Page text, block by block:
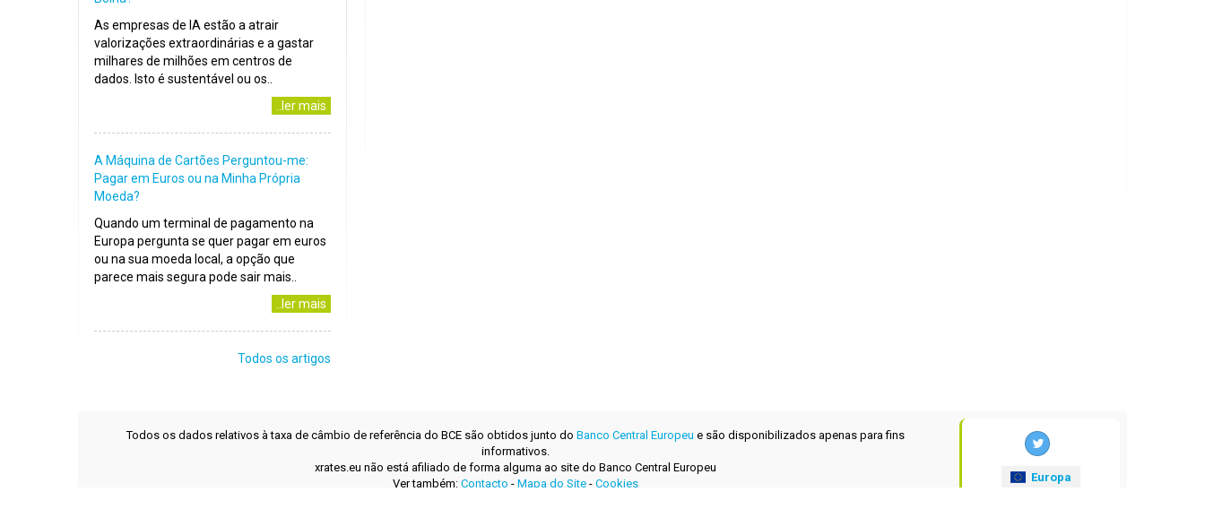
As empresas de IA estão a atrair
valorizações extraordinárias e a gastar
milhares de milhões em centros de
dados. Isto é sustentável ou os..
..ler mais
A Máquina de Cartões Perguntou-me:
Pagar em Euros ou na Minha Própria
Moeda?
Quando um terminal de pagamento na
Europa pergunta se quer pagar em euros
ou na sua moeda local, a opção que
parece mais segura pode sair mais..
..ler mais
Todos os artigos
Todos os dados relativos à taxa de câmbio de referência do BCE são obtidos junto do Banco Central Europeu e são disponibilizados apenas para fins
informativos.
xrates.eu não está afiliado de forma alguma ao site do Banco Central Europeu
Ver também: Contacto - Mapa do Site- Cookies
Europa